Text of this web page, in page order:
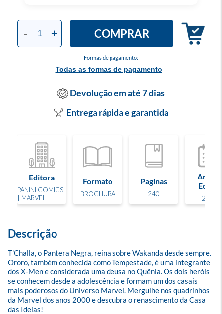
Formas de pagamento:
Todas as formas de pagamento
- + COMPRAR
Devolução em até 7 dias
Entrega rápida e garantida
Editora
PANINI COMICS
| MARVEL
Formato
BROCHURA
Paginas
240
Ano de
Edição
2022
Descrição
T'Challa, o Pantera Negra, reina sobre Wakanda desde sempre.
Ororo, também conhecida como Tempestade, é uma integrante
dos X-Men e considerada uma deusa no Quênia. Os dois heróis
se conhecem desde a adolescência e formam um dos casais
mais poderosos do Universo Marvel. Mergulhe nos quadrinhos
da Marvel dos anos 2000 e descubra o renascimento da Casa
das Ideias!